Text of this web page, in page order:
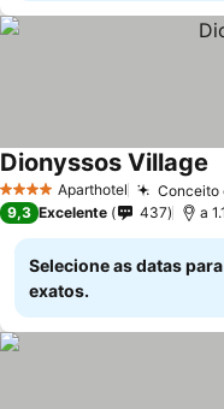
4 EstrelasAparthotel Conceito
Dionyssos Village
9,3 Excelente 437 a
Selecione as datas
exatos.